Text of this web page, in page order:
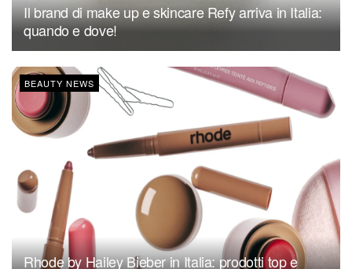
Il brand di make up e skincare Refy arriva in Italia:
quando e dove!
BEAUTY NEWS
Rhode by Hailey Bieber in Italia: prodotti top e